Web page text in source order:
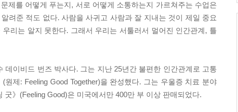
제를 어떻게 푸는지, 서로 어떻게 소통하는지 가르쳐주는 수업은
려준 적도 없다. 사람을 사귀고 사람과 잘 지내는 것이 제일 중요
리는 알지 못한다. 그래서 우리는 서툴러서 멀어진 인간관계, 틀
이비드 번즈 박사다. 그는 지난 25년간 불편한 인간관계로 고통
제: Feeling Good Together)을 완성했다. 그는 우울증 치료 분야
》(Feeling Good)은 미국에서만 400만 부 이상 판매되었다.